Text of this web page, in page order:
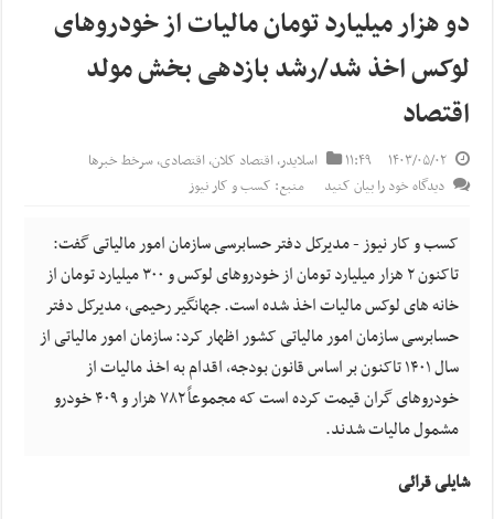
دو هزار میلیارد تومان مالیات از خودروهای
لوکس اخذ شد/رشد بازدهی بخش مولد
اقتصاد
۱۴۰۳/۰۵/۰۲ ۱۱:۴۹ اسلایدر,اقتصاد کلان,اقتصادی,سرخط خبرها
دیدگاه خود را بیان کنید
منبع: کسب و کار نیوز
کسب و کار نیوز - مدیرکل دفتر حسابرسی سازمان امور مالیاتی گفت:
تاکنون ۲ هزار میلیارد تومان از خودروهای لوکس و ۳۰۰ میلیارد تومان از
خانه های لوکس مالیات اخذ شده است. جهانگیر رحیمی، مدیرکل دفتر
حسابرسی سازمان امور مالیاتی کشور اظهار کرد: سازمان امور مالیاتی از
سال ۱۴۰۱ تاکنون بر اساس قانون بودجه، اقدام به اخذ مالیات از
خودروهای گران قیمت کرده است که مجموعاً ۷۸۲ هزار و ۴۰۹ خودرو
مشمول مالیات شدند.
شایلی قرائی